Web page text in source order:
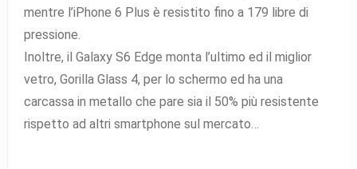
mentre l’iPhone 6 Plus è resistito fino a 179 libre di
pressione.
Inoltre, il Galaxy S6 Edge monta l’ultimo ed il miglior
vetro, Gorilla Glass 4, per lo schermo ed ha una
carcassa in metallo che pare sia il 50% più resistente
rispetto ad altri smartphone sul mercato…